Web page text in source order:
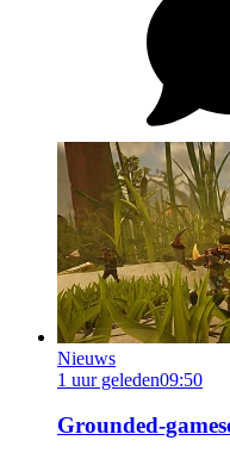
Nieuws
1 uur geleden09:50
Grounded-